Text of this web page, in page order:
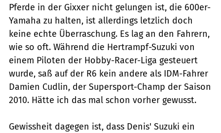
Pferde in der Gixxer nicht gelungen ist, die 600er-
Yamaha zu halten, ist allerdings letzlich doch
keine echte Überraschung. Es lag an den Fahrern,
wie so oft. Während die Hertrampf-Suzuki von
einem Piloten der Hobby-Racer-Liga gesteuert
wurde, saß auf der R6 kein andere als IDM-Fahrer
Damien Cudlin, der Supersport-Champ der Saison
2010. Hätte ich das mal schon vorher gewusst.
Gewissheit dagegen ist, dass Denis' Suzuki ein